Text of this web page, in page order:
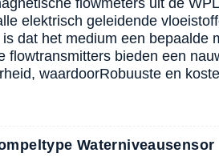
elektrisch geleidende
dat het medium een ​​bepaalde
flowtransmitters bieden een
waardoorRobuuste en
Waterniveausensor